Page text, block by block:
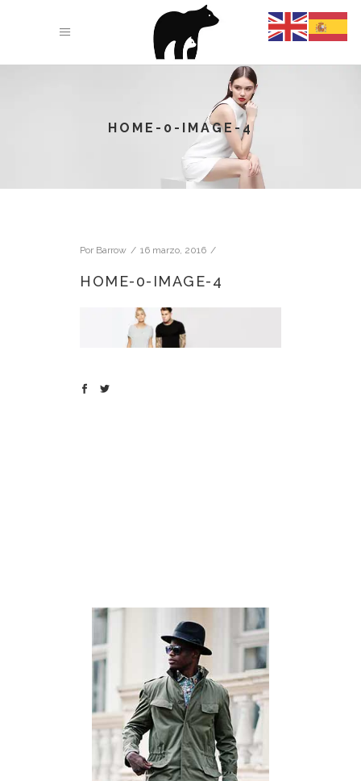
HOME-0-IMAGE-4
Por Barrow 16 marzo, 2016
HOME-0-IMAGE-4